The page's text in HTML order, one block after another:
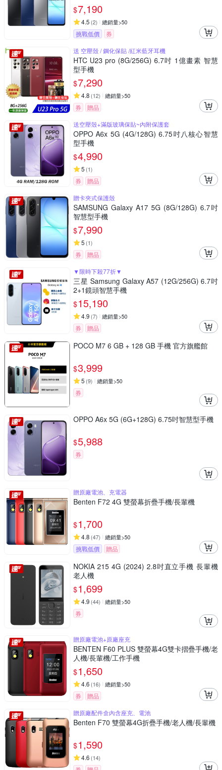
$7,190
4.5 (2) 總銷量>50
挑戰低價
券
送 空壓殼 / 鋼化保貼 /紅米藍牙耳機
HTC U23 pro (8G/256G) 6.7吋 1億畫素 智慧
型手機
$7,290
4.8 (12) 總銷量>50
券
贈品
送空壓殼+滿版玻璃保貼~內附保護套
OPPO A6x 5G (4G/128G) 6.75吋八核心智慧
型手機
$4,990
5 (1)
券
贈品
贈卡夾式保護殼
SAMSUNG Galaxy A17 5G (8G/128G) 6.7吋
智慧型手機
$7,990
5 (1)
券
贈品
▼限時下殺77折▼
三星 Samsung Galaxy A57 (12G/256G) 6.7吋
2+1鏡頭智慧手機
$15,190
4.9 (7) 總銷量>50
券 贈品
POCO M7 6 GB + 128 GB 手機 官方旗艦館
$3,999
5 (9) 總銷量>50
券
OPPO A6x 5G (6G+128G) 6.75吋智慧型手機
$5,988
券
贈原廠電池、充電器
Benten F72 4G 雙螢幕折疊手機/長輩機
$1,700
4.8 (47) 總銷量>50
挑戰低價 贈品
NOKIA 215 4G (2024) 2.8吋直立手機 長輩機
老人機
$1,699
4.9 (44) 總銷量>50
券
贈原廠電池+原廠座充
BENTEN F60 PLUS 雙螢幕4G雙卡摺疊手機/老
人機/長輩機/工作手機
$1,650
4.6 (16) 總銷量>50
券
贈品
贈原廠配件盒內含座充、電池
Benten F70 雙螢幕4G折疊手機/老人機/長輩機
$1,590
4.6 (14)